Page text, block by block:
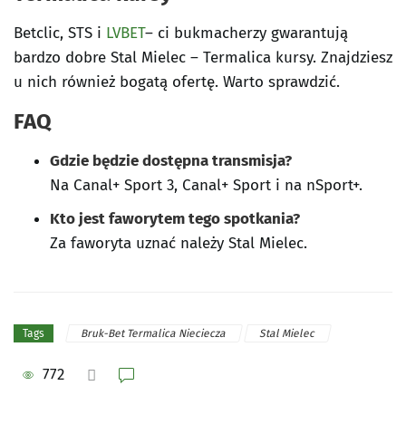
Betclic, STS i LVBET– ci bukmacherzy gwarantują
bardzo dobre Stal Mielec – Termalica kursy. Znajdziesz
u nich również bogatą ofertę. Warto sprawdzić.
FAQ
Gdzie będzie dostępna transmisja?
Na Canal+ Sport 3, Canal+ Sport i na nSport+.
Kto jest faworytem tego spotkania?
Za faworyta uznać należy Stal Mielec.
Tags Bruk-Bet Termalica Nieciecza Stal Mielec
772